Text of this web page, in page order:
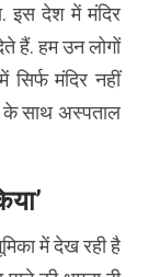
इस देश में मंदिर
हैं. हम उन लोगों
मंदिर नहीं
के साथ अस्पताल
में देख रही है